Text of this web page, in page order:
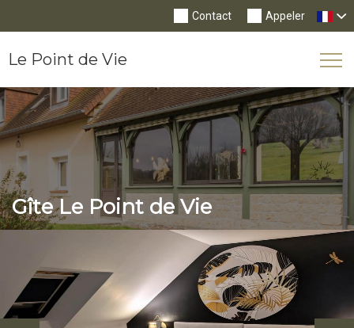
Appeler
Contact
Le Point de Vie
Gîte Le Point de Vie